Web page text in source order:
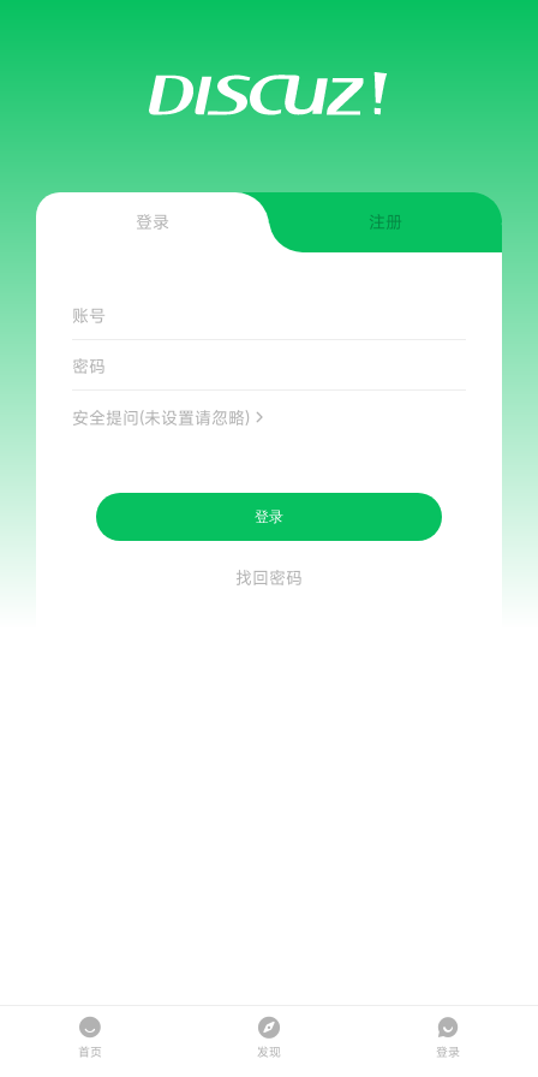
登录 注册
账号
密码
安全提问(未设置请忽略)
登录
找回密码
首页 发现 登录